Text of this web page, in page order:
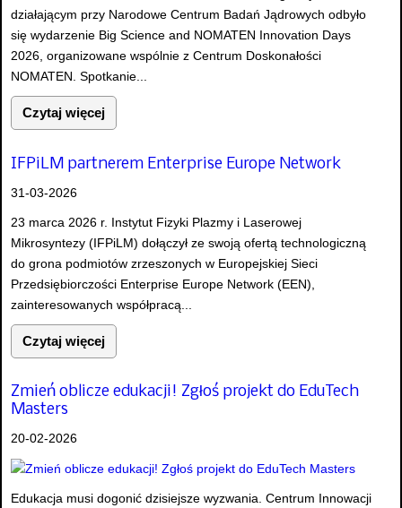
działającym przy Narodowe Centrum Badań Jądrowych odbyło
się wydarzenie Big Science and NOMATEN Innovation Days
2026, organizowane wspólnie z Centrum Doskonałości
NOMATEN. Spotkanie...
Czytaj więcej
IFPiLM partnerem Enterprise Europe Network
31-03-2026
23 marca 2026 r. Instytut Fizyki Plazmy i Laserowej
Mikrosyntezy (IFPiLM) dołączył ze swoją ofertą technologiczną
do grona podmiotów zrzeszonych w Europejskiej Sieci
Przedsiębiorczości Enterprise Europe Network (EEN),
zainteresowanych współpracą...
Czytaj więcej
Zmień oblicze edukacji! Zgłoś projekt do EduTech
Masters
20-02-2026
Edukacja musi dogonić dzisiejsze wyzwania. Centrum Innowacji